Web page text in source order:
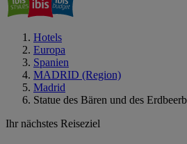
Hotels
Europa
Spanien
MADRID (Region)
Madrid
Statue des Bären und des
Ihr nächstes Reiseziel